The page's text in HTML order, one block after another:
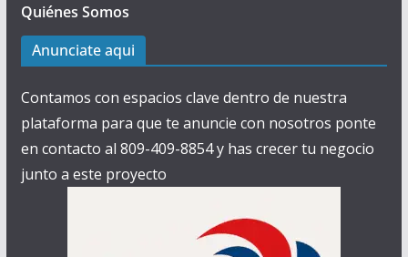
Quiénes Somos
Anunciate aqui
Contamos con espacios clave dentro de nuestra
plataforma para que te anuncie con nosotros ponte
en contacto al 809-409-8854 y has crecer tu negocio
junto a este proyecto